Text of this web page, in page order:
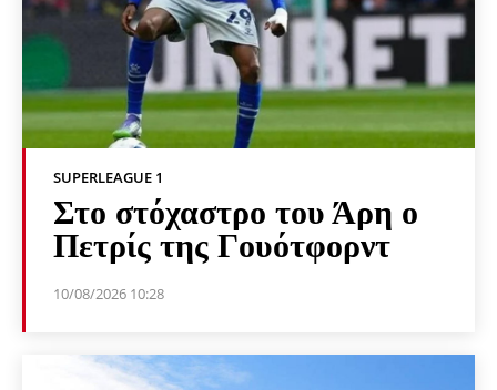
SUPERLEAGUE 1
Στο στόχαστρο του Άρη ο
Πετρίς της Γουότφορντ
10/08/2026 10:28